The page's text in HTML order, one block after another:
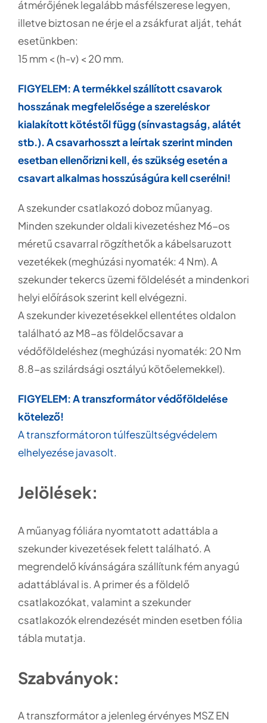
átmérőjének legalább másfélszerese legyen,
illetve biztosan ne érje el a zsákfurat alját, tehát
esetünkben:
15 mm < (h-v) < 20 mm.
FIGYELEM: A termékkel szállított csavarok
hosszának megfelelősége a szereléskor
kialakított kötéstől függ (sínvastagság, alátét
stb.). A csavarhosszt a leírtak szerint minden
esetban ellenőrizni kell, és szükség esetén a
csavart alkalmas hosszúságúra kell cserélni!
A szekunder csatlakozó doboz műanyag.
Minden szekunder oldali kivezetéshez M6-os
méretű csavarral rögzíthetők a kábelsaruzott
vezetékek (meghúzási nyomaték: 4 Nm). A
szekunder tekercs üzemi földelését a mindenkori
helyi előírások szerint kell elvégezni.
A szekunder kivezetésekkel ellentétes oldalon
található az M8-as földelőcsavar a
védőföldeléshez (meghúzási nyomaték: 20 Nm
8.8-as szilárdsági osztályú kötőelemekkel).
FIGYELEM: A transzformátor védőföldelése
kötelező!
A transzformátoron túlfeszültségvédelem
elhelyezése javasolt.
Jelölések:
A műanyag fóliára nyomtatott adattábla a
szekunder kivezetések felett található. A
megrendelő kívánságára szállítunk fém anyagú
adattáblával is. A primer és a földelő
csatlakozókat, valamint a szekunder
csatlakozók elrendezését minden esetben fólia
tábla mutatja.
Szabványok:
A transzformátor a jelenleg érvényes MSZ EN